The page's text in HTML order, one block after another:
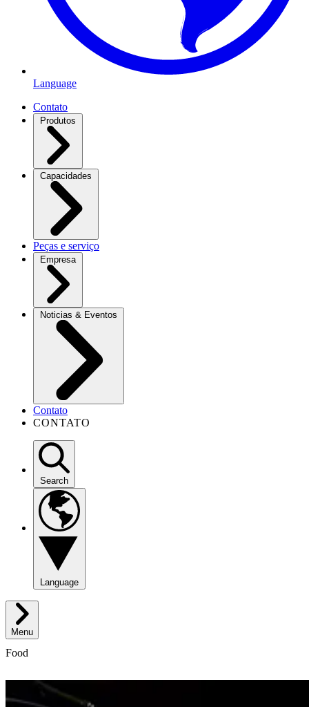
Language
Contato
Produtos
Capacidades
Peças e serviço
Empresa
Noticias & Eventos
Contato
CONTATO
Search
Language
Menu
Food